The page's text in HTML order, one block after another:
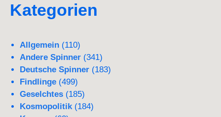
Kategorien
Allgemein (110)
Andere Spinner (341)
Deutsche Spinner (183)
Findlinge (499)
Geselchtes (185)
Kosmopolitik(184)